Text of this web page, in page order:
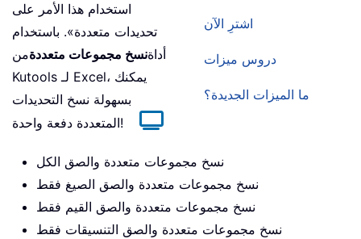
اشترِ الآن
دروس ميزات
ما الميزات الجديدة؟
استخدام هذا الأمر على
تحديدات متعددة». باستخدام
أداةنسخ مجموعات متعددةمن
Kutools لـ Excel، يمكنك
بسهولة نسخ التحديدات
المتعددة دفعة واحدة!
نسخ مجموعات متعددة والصق الكل
نسخ مجموعات متعددة والصق الصيغ فقط
نسخ مجموعات متعددة والصق القيم فقط
نسخ مجموعات متعددة والصق التنسيقات فقط